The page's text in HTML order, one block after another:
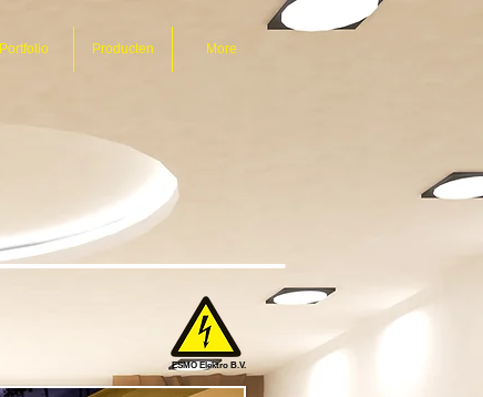
Portfolio Producten More
ESMO Elektro B.V.